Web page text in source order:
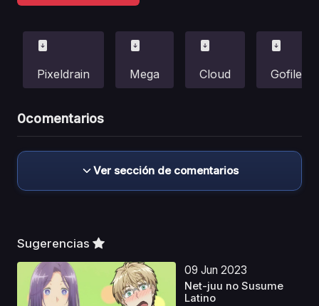
Pixeldrain Mega Cloud Gofile
0comentarios
Ver sección de comentarios
Sugerencias
09 Jun 2023
Net-juu no Susume
Latino